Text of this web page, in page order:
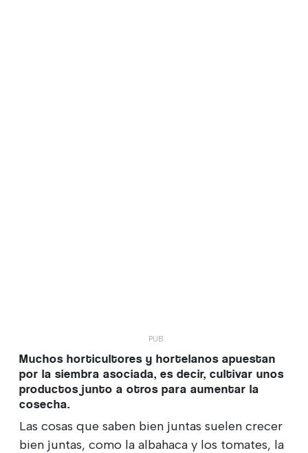
Muchos horticultores y hortelanos apuestan
por la siembra asociada, es decir, cultivar unos
productos junto a otros para aumentar la
cosecha.
Las cosas que saben bien juntas suelen crecer
bien juntas, como la albahaca y los tomates, la